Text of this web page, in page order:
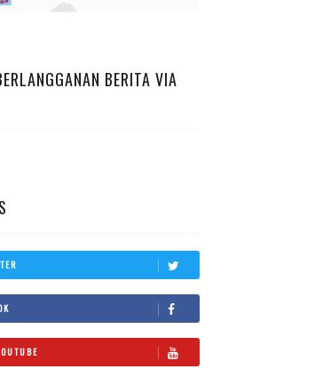
BERITA VIA